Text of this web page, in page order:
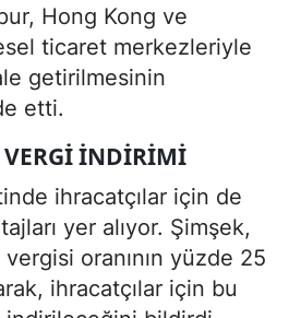
Hong Kong ve
ticaret merkezleriyle
getirilmesinin
etti.
VERGI INDIRIMI
ihracatçılar için de
yer alıyor. Şimşek,
oranının yüzde 25
ihracatçılar için bu